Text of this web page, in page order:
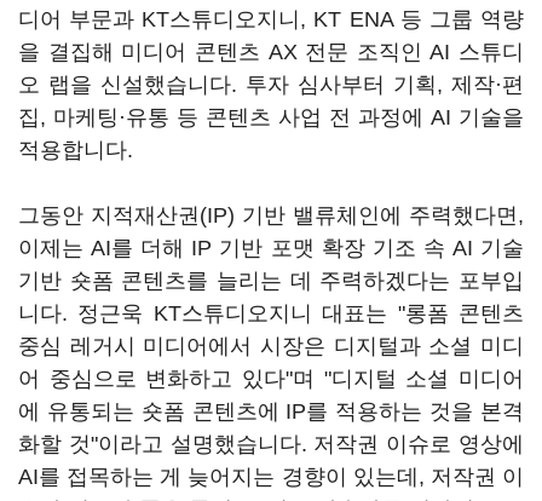
디어 부문과 KT스튜디오지니, KT ENA 등 그룹 역량
을 결집해 미디어 콘텐츠 AX 전문 조직인 AI 스튜디
오 랩을 신설했습니다. 투자 심사부터 기획, 제작·편
집, 마케팅·유통 등 콘텐츠 사업 전 과정에 AI 기술을
적용합니다.
그동안 지적재산권(IP) 기반 밸류체인에 주력했다면,
이제는 AI를 더해 IP 기반 포맷 확장 기조 속 AI 기술
기반 숏폼 콘텐츠를 늘리는 데 주력하겠다는 포부입
니다. 정근욱 KT스튜디오지니 대표는 "롱폼 콘텐츠
중심 레거시 미디어에서 시장은 디지털과 소셜 미디
어 중심으로 변화하고 있다"며 "디지털 소셜 미디어
에 유통되는 숏폼 콘텐츠에 IP를 적용하는 것을 본격
화할 것"이라고 설명했습니다. 저작권 이슈로 영상에
AI를 접목하는 게 늦어지는 경향이 있는데, 저작권 이